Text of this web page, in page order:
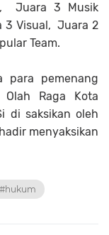
Juara 3 Musik
3 Visual, Juara 2
Team.
para pemenang
Raga Kota
di saksikan oleh
menyaksikan
#hukum